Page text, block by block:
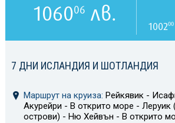
7 ДНИ ИСЛАНДИЯ И ШОТЛАНДИЯ
Маршрут на круиза: Рейкявик -
Акурейри - В открито море - Леруик
острови) - Ню Хейвън - В открито
106006лв.
100200